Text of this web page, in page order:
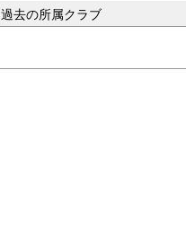
過去の所属クラブ